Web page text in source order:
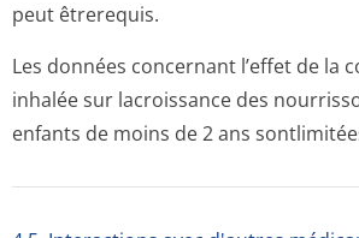
peut êtrerequis.
Les données concernant l’effet de la
inhalée sur lacroissance des
enfants de moins de 2 ans